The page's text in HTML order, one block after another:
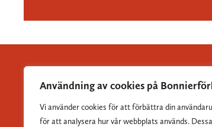
Användning av cookies på
Vi använder cookies för att förbättra din
för att analysera hur vår webbplats används.
Albert Bonniers Förlag grundades 1837 och